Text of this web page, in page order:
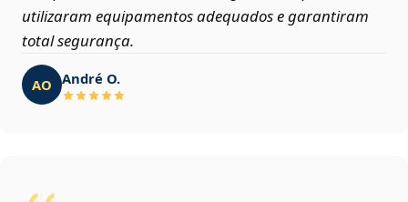
utilizaram equipamentos adequados e garantiram
total segurança.
AO André O.